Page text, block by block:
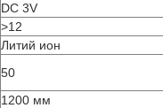
DC 3V
>12
Литий ион
50
1200 мм